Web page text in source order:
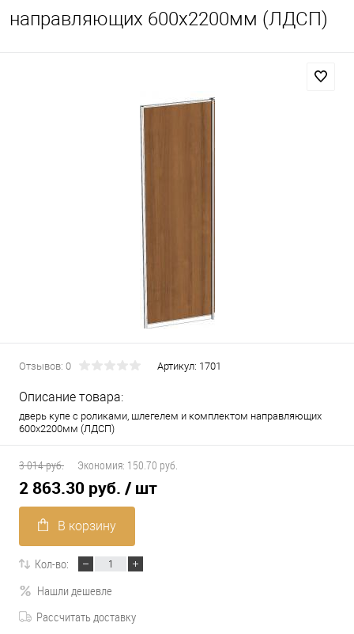
направляющих 600х2200мм (ЛДСП)
Отзывов: 0 Артикул: 1701
Описание товара:
дверь купе с роликами, шлегелем и комплектом направляющих
600х2200мм (ЛДСП)
3 014 руб. Экономия: 150.70 руб.
2 863.30 руб. / шт
В корзину
Кол-во:
Нашли дешевле
Рассчитать доставку